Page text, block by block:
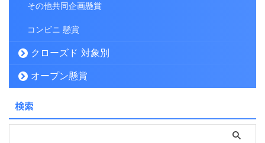
その他共同企画懸賞
コンビニ 懸賞
クローズド 対象別
オープン懸賞
検索